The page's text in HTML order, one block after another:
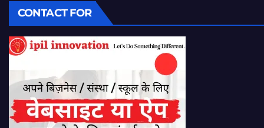
CONTACT FOR